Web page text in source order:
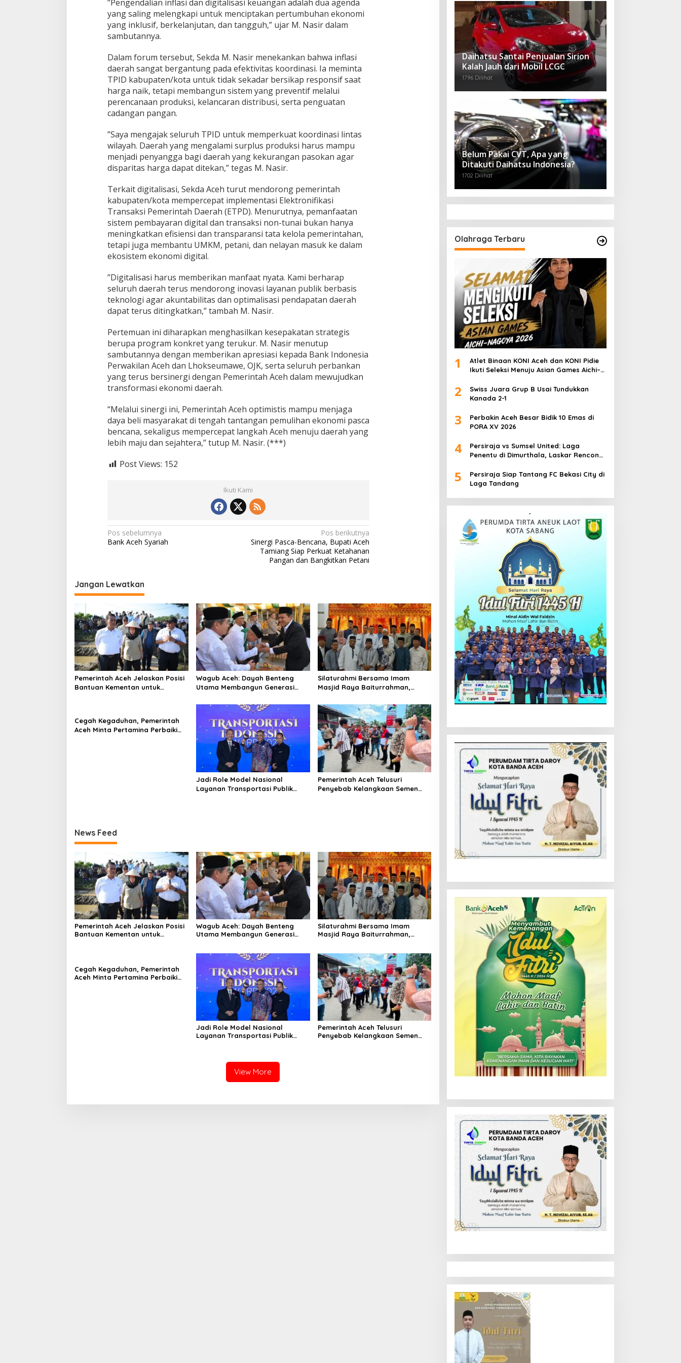
a
l
i
n
f
l
a
s
i
d
n
D
i
g
a
i
s
a
s
i
E
n
o
m
i
​”Pengendalian inflasi dan digitalisasi keuangan adalah dua agenda
yang saling melengkapi untuk menciptakan pertumbuhan ekonomi
yang inklusif, berkelanjutan, dan tangguh,” ujar M. Nasir dalam
sambutannya.
​Dalam forum tersebut, Sekda M. Nasir menekankan bahwa inflasi
daerah sangat bergantung pada efektivitas koordinasi. Ia meminta
TPID kabupaten/kota untuk tidak sekadar bersikap responsif saat
harga naik, tetapi membangun sistem yang preventif melalui
perencanaan produksi, kelancaran distribusi, serta penguatan
cadangan pangan.
​”Saya mengajak seluruh TPID untuk memperkuat koordinasi lintas
wilayah. Daerah yang mengalami surplus produksi harus mampu
menjadi penyangga bagi daerah yang kekurangan pasokan agar
disparitas harga dapat ditekan,” tegas M. Nasir.
​Terkait digitalisasi, Sekda Aceh turut mendorong pemerintah
kabupaten/kota mempercepat implementasi Elektronifikasi
Transaksi Pemerintah Daerah (ETPD). Menurutnya, pemanfaatan
sistem pembayaran digital dan transaksi non-tunai bukan hanya
meningkatkan efisiensi dan transparansi tata kelola pemerintahan,
tetapi juga membantu UMKM, petani, dan nelayan masuk ke dalam
ekosistem ekonomi digital.
​”Digitalisasi harus memberikan manfaat nyata. Kami berharap
seluruh daerah terus mendorong inovasi layanan publik berbasis
teknologi agar akuntabilitas dan optimalisasi pendapatan daerah
dapat terus ditingkatkan,” tambah M. Nasir.
​Pertemuan ini diharapkan menghasilkan kesepakatan strategis
berupa program konkret yang terukur. M. Nasir menutup
sambutannya dengan memberikan apresiasi kepada Bank Indonesia
Perwakilan Aceh dan Lhokseumawe, OJK, serta seluruh perbankan
yang terus bersinergi dengan Pemerintah Aceh dalam mewujudkan
transformasi ekonomi daerah.
“​Melalui sinergi ini, Pemerintah Aceh optimistis mampu menjaga
daya beli masyarakat di tengah tantangan pemulihan ekonomi pasca
bencana, sekaligus mempercepat langkah Aceh menuju daerah yang
lebih maju dan sejahtera,” tutup M. Nasir. (***)
Post Views: 152
Ikuti Kami
N
a
i
g
a
s
i
p
o
s
Pos sebelumnya
Bank Aceh Syariah
Pos berikutnya
Sinergi Pasca-Bencana, Bupati Aceh
Tamiang Siap Perkuat Ketahanan
Pangan dan Bangkitkan Petani
Jangan Lewatkan
Pemerintah Aceh Jelaskan Posisi
Bantuan Kementan untuk
‎Wagub Aceh: Dayah Benteng
Utama Membangun Generasi
‎Silaturahmi Bersama Imam
Masjid Raya Baiturrahman,
dengan Ulama
Cegah Kegaduhan, Pemerintah
Aceh Minta Pertamina Perbaiki
Jadi Role Model Nasional
Layanan Transportasi Publik
Pemerintah Aceh Telusuri
Penyebab Kelangkaan Semen
News Feed
Pemerintah Aceh Jelaskan Posisi
Bantuan Kementan untuk
‎Wagub Aceh: Dayah Benteng
Utama Membangun Generasi
‎Silaturahmi Bersama Imam
Masjid Raya Baiturrahman,
Cegah Kegaduhan, Pemerintah
Aceh Minta Pertamina Perbaiki
Jadi Role Model Nasional
Layanan Transportasi Publik
Pemerintah Aceh Telusuri
Penyebab Kelangkaan Semen
View More
Daihatsu Santai Penjualan Sirion
Kalah Jauh dari Mobil LCGC
1796 Dilihat
Belum Pakai CVT, Apa yang
Ditakuti Daihatsu Indonesia?
1702 Dilihat
Olahraga Terbaru
1
Atlet Binaan KONI Aceh dan KONI Pidie
Ikuti Seleksi Menuju Asian Games Aichi–
2
Swiss Juara Grup B Usai Tundukkan
Kanada 2-1
3
Perbakin Aceh Besar Bidik 10 Emas di
PORA XV 2026
4
Persiraja vs Sumsel United: Laga
Penentu di Dimurthala, Laskar Rencong
5
Persiraja Siap Tantang FC Bekasi City di
Laga Tandang